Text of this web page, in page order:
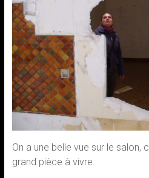
On a une belle vue sur le salon,
grand pièce à vivre.